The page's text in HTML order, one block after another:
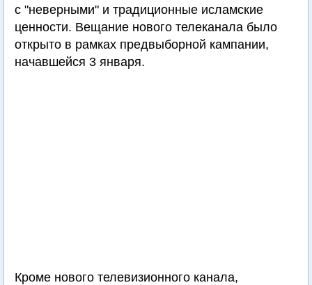
с "неверными" и традиционные исламские
ценности. Вещание нового телеканала было
открыто в рамках предвыборной кампании,
начавшейся 3 января.
Кроме нового телевизионного канала,